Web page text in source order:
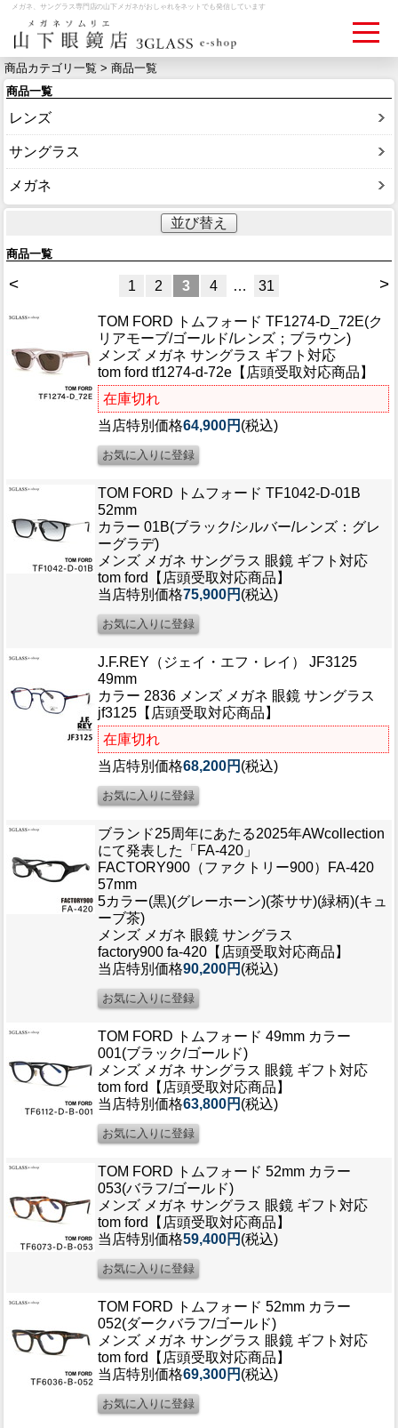
メガネ、サングラス専門店の山下メガネがおしゃれをネットでも発信しています
ログイン お買いものカゴ
お問い合わせ
メディア情報
MEDIA
アクセス
ACCESS
おすすめアイテム
ITEM
ブログ
BLOG
会社概要
COMPANY
インフォメーション
INFORMATION
商品カテゴリ一覧 > 商品一覧
商品一覧
レンズ
サングラス
メガネ
並び替え
商品一覧
< >
1 2 3 4 … 31
TOM FORD トムフォード TF1274-D_72E(ク
リアモーブ/ゴールド/レンズ；ブラウン)
メンズ メガネ サングラス ギフト対応
tom ford tf1274-d-72e【店頭受取対応商品】
在庫切れ
当店特別価格64,900円 (税込)
TOM FORD トムフォード TF1042-D-01B
52mm
カラー 01B(ブラック/シルバー/レンズ：グレ
ーグラデ)
メンズ メガネ サングラス 眼鏡 ギフト対応
tom ford【店頭受取対応商品】
当店特別価格75,900円 (税込)
J.F.REY（ジェイ・エフ・レイ） JF3125
49mm
カラー 2836 メンズ メガネ 眼鏡 サングラス
jf3125【店頭受取対応商品】
在庫切れ
当店特別価格68,200円 (税込)
ブランド25周年にあたる2025年AWcollection
にて発表した「FA-420」
FACTORY900（ファクトリー900）FA-420
57mm
5カラー(黒)(グレーホーン)(茶ササ)(緑柄)(キュ
ーブ茶)
メンズ メガネ 眼鏡 サングラス
factory900 fa-420【店頭受取対応商品】
当店特別価格90,200円 (税込)
TOM FORD トムフォード 49mm カラー
001(ブラック/ゴールド)
メンズ メガネ サングラス 眼鏡 ギフト対応
tom ford【店頭受取対応商品】
当店特別価格63,800円 (税込)
TOM FORD トムフォード 52mm カラー
053(バラフ/ゴールド)
メンズ メガネ サングラス 眼鏡 ギフト対応
tom ford【店頭受取対応商品】
当店特別価格59,400円 (税込)
TOM FORD トムフォード 52mm カラー
052(ダークバラフ/ゴールド)
メンズ メガネ サングラス 眼鏡 ギフト対応
tom ford【店頭受取対応商品】
当店特別価格69,300円 (税込)